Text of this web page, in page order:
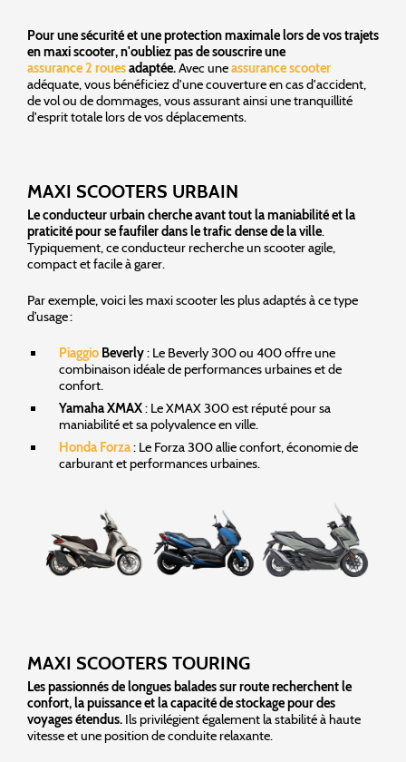
Pour une sécurité et une protection maximale lors de vos trajets
en maxi scooter, n'oubliez pas de souscrire une
assurance 2 rouesadaptée.Avec uneassurance scooter
adéquate, vous bénéficiez d'une couverture en cas d'accident,
de vol ou de dommages, vous assurant ainsi une tranquillité
d'esprit totale lors de vos déplacements.
MAXI SCOOTERS URBAIN
Le conducteur urbain cherche avant tout la maniabilité et la
praticité pour se faufiler dans le trafic dense de la ville.
Typiquement, ce conducteur recherche un scooter agile,
compact et facile à garer.
Par exemple, voici les maxi scooter les plus adaptés à ce type
d’usage :
Piaggio Beverly: Le Beverly 300 ou 400 offre une
combinaison idéale de performances urbaines et de
confort.
Yamaha XMAX: Le XMAX 300 est réputé pour sa
maniabilité et sa polyvalence en ville.
Honda Forza: Le Forza 300 allie confort, économie de
carburant et performances urbaines.
MAXI SCOOTERS TOURING
Les passionnés de longues balades sur route recherchent le
confort, la puissance et la capacité de stockage pour des
voyages étendus. Ils privilégient également la stabilité à haute
vitesse et une position de conduite relaxante.